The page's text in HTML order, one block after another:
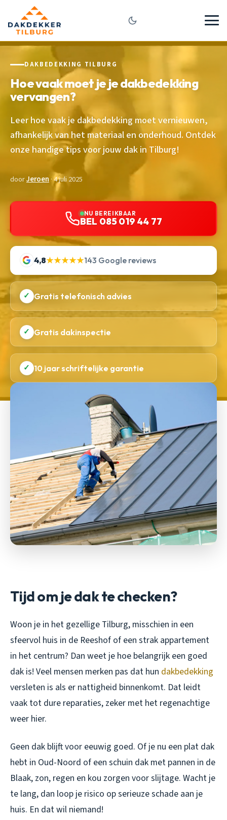
DAKBEDEKKING TILBURG
Hoe vaak moet je je dakbedekking
vervangen?
Leer hoe vaak je dakbedekking moet vernieuwen,
afhankelijk van het materiaal en onderhoud. Ontdek
onze handige tips voor jouw dak in Tilburg!
doorJeroen · 4 juli 2025
NU BEREIKBAAR
BEL 085 019 44 77
4,8★★★★★143 Google reviews
✓ Gratis telefonisch advies
✓ Gratis dakinspectie
✓ 10 jaar schriftelijke garantie
Tijd om je dak te checken?
Woon je in het gezellige Tilburg, misschien in een
sfeervol huis in de Reeshof of een strak appartement
in het centrum? Dan weet je hoe belangrijk een goed
dak is! Veel mensen merken pas dat hun dakbedekking
versleten is als er nattigheid binnenkomt. Dat leidt
vaak tot dure reparaties, zeker met het regenachtige
weer hier.
Geen dak blijft voor eeuwig goed. Of je nu een plat dak
hebt in Oud-Noord of een schuin dak met pannen in de
Blaak, zon, regen en kou zorgen voor slijtage. Wacht je
te lang, dan loop je risico op serieuze schade aan je
huis. En dat wil niemand!